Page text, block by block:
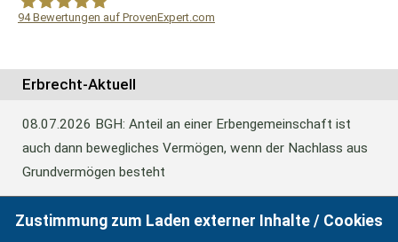
94Bewertungen auf ProvenExpert.com
Erbrecht-Aktuell
08.07.2026 BGH: Anteil an einer Erbengemeinschaft ist
auch dann bewegliches Vermögen, wenn der Nachlass aus
Grundvermögen besteht
BFH: Abweichende Festsetzung aus
Zustimmung zum Laden externer Inhalte / Cookies